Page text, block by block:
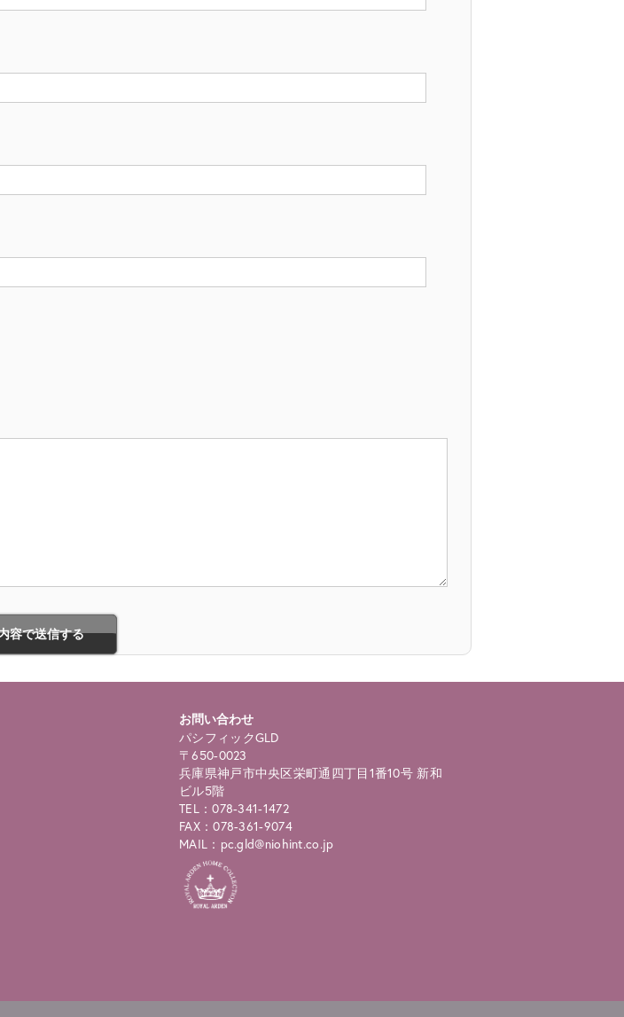
お問い合わせ
パシフィックGLD
〒650-0023
兵庫県神戸市中央区栄町通四丁目1番10号 新和
ビル5階
TEL：078-341-1472
FAX：078-361-9074
MAIL：pc.gld@niohint.co.jp